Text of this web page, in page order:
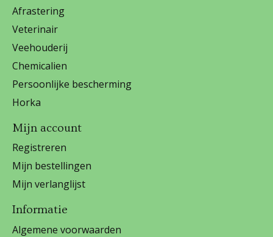
Afrastering
Veterinair
Veehouderij
Chemicalien
Persoonlijke bescherming
Horka
Mijn account
Registreren
Mijn bestellingen
Mijn verlanglijst
Informatie
Algemene voorwaarden